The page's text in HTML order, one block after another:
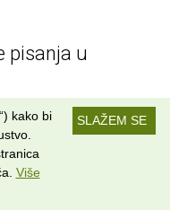
pisanja u
Kovačić za
SLAŽEM SE
kako bi
Više